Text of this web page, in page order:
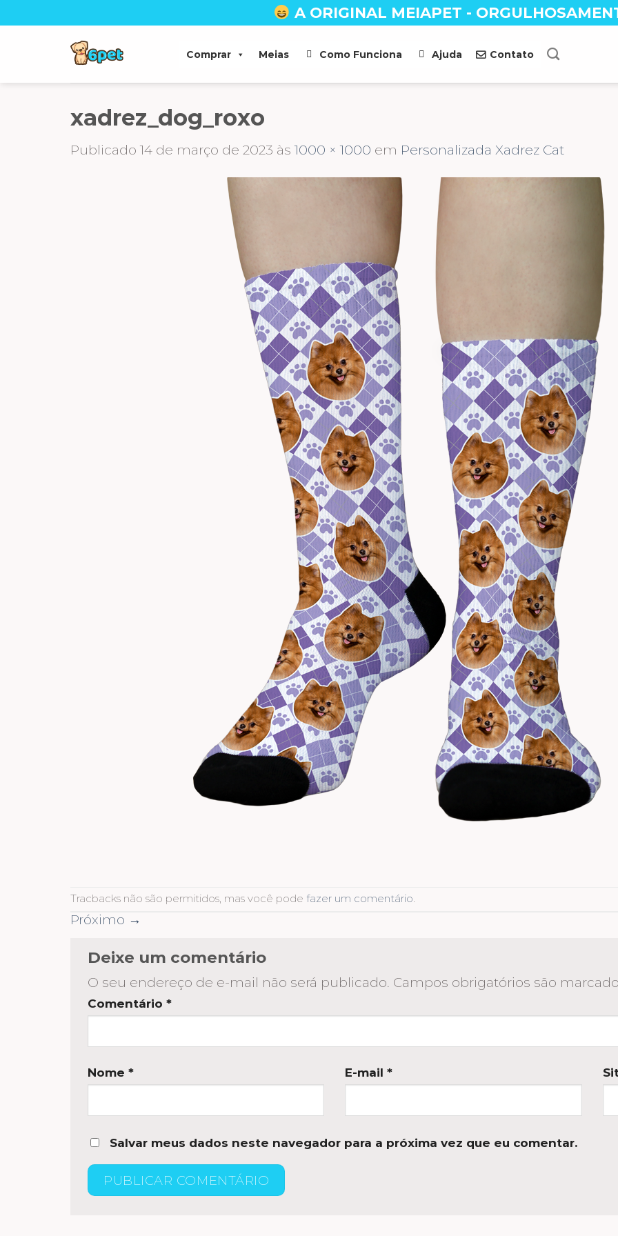
to
A ORIGINAL MEIAPET -
Comprar Meias Como Funciona Ajuda Contato
xadrez_dog_roxo
Publicado 14 de março de 2023 às1000 × 1000 em Personalizada Xadrez Cat
Tracbacks não são permitidos, mas você pode fazer um comentário.
Próximo →
Deixe um comentário
O seu endereço de e-mail não será publicado. Campos obrigatórios são
Comentário *
Nome * E-mail*
Salvar meus dados neste navegador para a próxima vez que eu comentar.